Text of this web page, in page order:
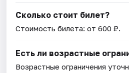
Сколько стоит билет?
Стоимость билета: от 600 ₽.
Есть ли возрастные
Возрастные ограничения